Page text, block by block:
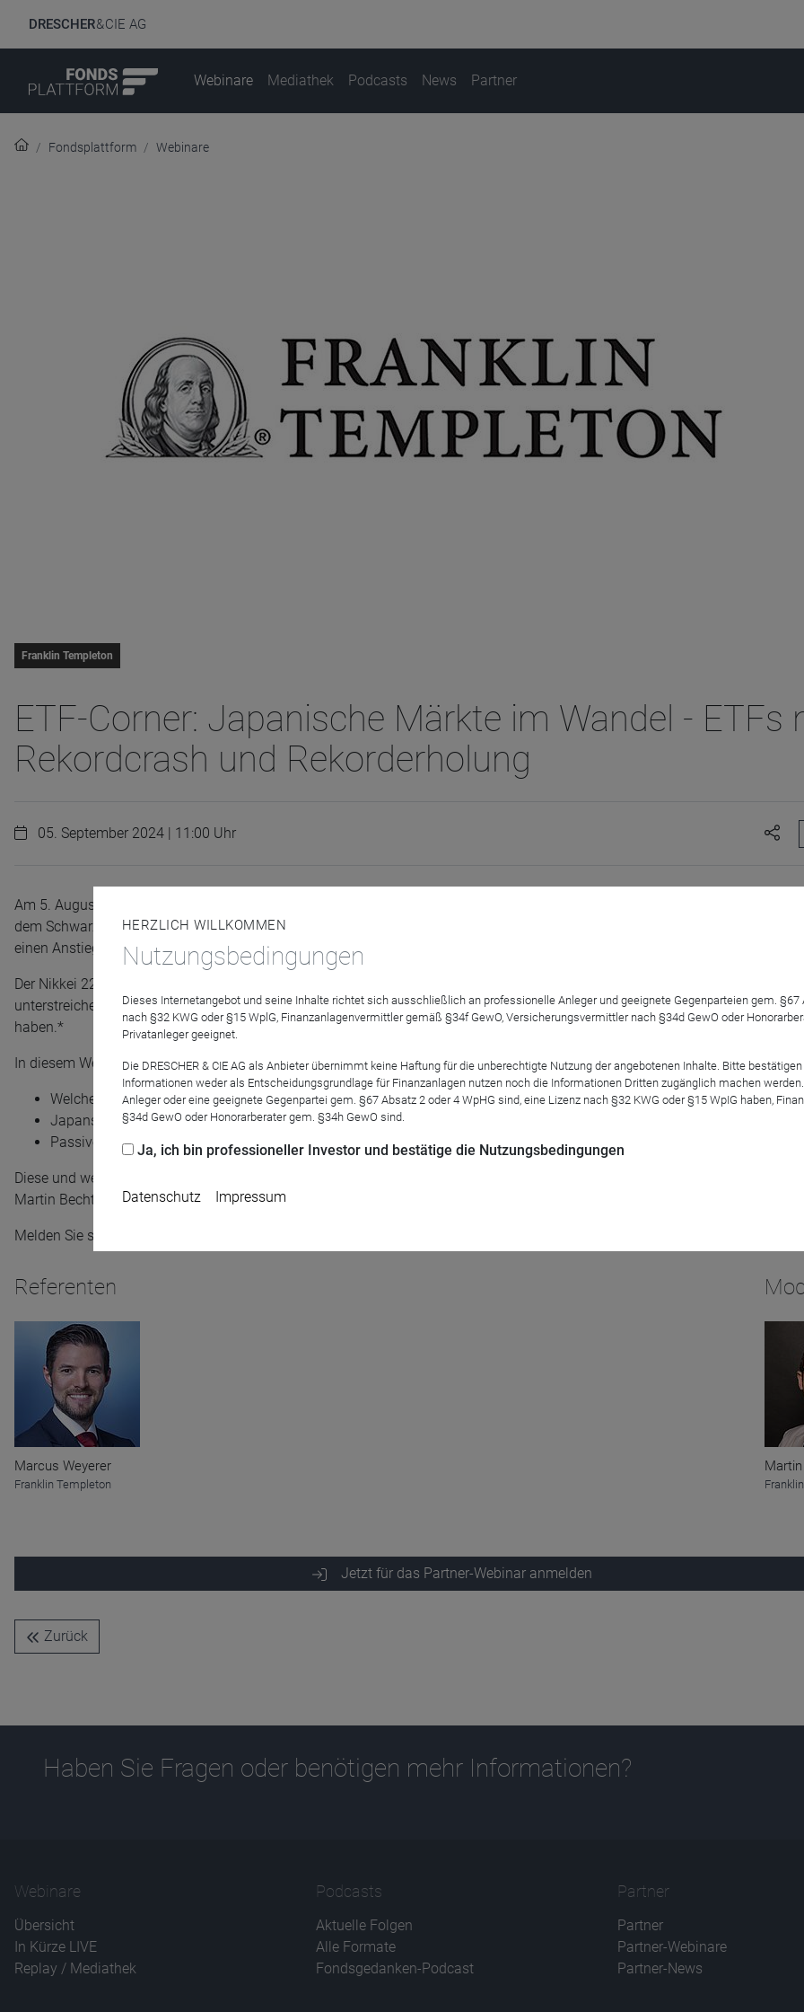
DRESCHER& CIE AG
Webinare Mediathek Podcasts News Partner
Fondsplattform Webinare
Franklin Templeton
ETF-Corner: Japanische Märkte im Wandel - ETFs
Rekordcrash und Rekorderholung
05. September 2024 | 11:00 Uhr
Am 5. August erlebte der japanische Aktienmarkt einen dramatischen Einbruch, als der Nikkei 225 um 12,4% fiel – der größte
dem Schwarzen Montag 1987. Trotz dieser massiven Verluste erholte sich der Nikkei-Index im Rekordtempo und
einen Anstieg von rund 10%, was den größten Tagesgewinn in Punkten in seiner Geschichte markierte.
Der Nikkei 225 befindet sich seit 2013 in einem Aufschwung und konnte seitdem um über 240% steigen. Diesen positiven
unterstreichen auch europäische ETF-Investoren, die seit Jahresbeginn rund 2,8 Mrd. USD in den japanischen Aktienmarkt
haben.*
In diesem Webinar greifen wir folgende Aspekte auf:
Welche Faktoren haben diesen Aufschwung verursacht und sind diese Gründe nach dem jüngsten Einbruch weiterhin
Japans Fortschritte in der Technologie: Von der Robotik & Automatisierung bis hin zur Halbleiterindustrie
Passive Abbildung von japanischen Aktien und Unterscheidung von japanischen Indizes
Diese und weitere Themen wird Ihnen unser Senior ETF Investmentstratege, Marcus Weyerer im Webinar näher erläutern.
Martin Bechtloff, Vice President ETF Distribution DACH bei Franklin Templeton.
Melden Sie sich gleich an. Wir freuen uns über Ihre Teilnahme.
Referenten
Marcus Weyerer
Franklin Templeton
Jetzt für das Partner-Webinar anmelden
Zurück
Haben Sie Fragen oder benötigen mehr Informationen?
Webinare
Übersicht
In Kürze LIVE
Replay / Mediathek
Podcasts
Aktuelle Folgen
Alle Formate
Fondsgedanken-Podcast
Partner
Partner
Partner-Webinare
Partner-News
HERZLICH WILLKOMMEN
Nutzungsbedingungen
Dieses Internetangebot und seine Inhalte richtet sich ausschließlich an professionelle Anleger und geeignete Gegenparteien gem.
nach §32 KWG oder §15 WplG, Finanzanlagenvermittler gemäß §34f GewO, Versicherungsvermittler nach §34d GewO oder
Privatanleger geeignet.
Die DRESCHER & CIE AG als Anbieter übernimmt keine Haftung für die unberechtigte Nutzung der angebotenen Inhalte. Bitte
Informationen weder als Entscheidungsgrundlage für Finanzanlagen nutzen noch die Informationen Dritten zugänglich machen
Anleger oder eine geeignete Gegenpartei gem. §67 Absatz 2 oder 4 WpHG sind, eine Lizenz nach §32 KWG oder §15 WpIG haben,
§34d GewO oder Honorarberater gem. §34h GewO sind.
Ja, ich bin professioneller Investor und bestätige die Nutzungsbedingungen
Datenschutz Impressum